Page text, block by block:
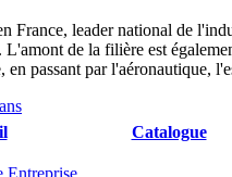
France, leader national de
L'amont de la filière est
en passant par l'aéronautique,
Catalogue